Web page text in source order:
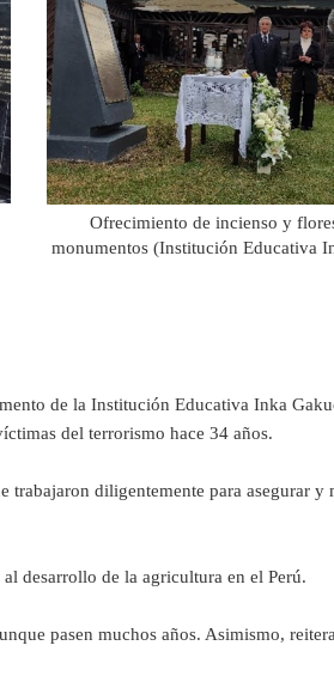
Ofrecimiento de incienso y
monumentos (Institución Educativa
de la Institución Educativa Inka
del terrorismo hace 34 años.
diligentemente para asegurar y
desarrollo de la agricultura en el Perú.
pasen muchos años. Asimismo,